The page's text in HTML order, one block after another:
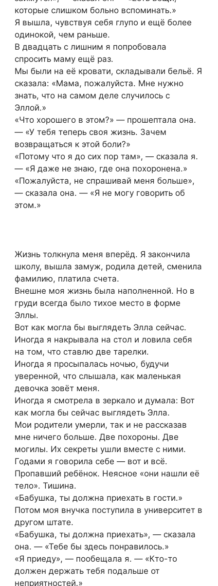
которые слишком больно вспоминать.»
Я вышла, чувствуя себя глупо и ещё более
одинокой, чем раньше.
В двадцать с лишним я попробовала
спросить маму ещё раз.
Мы были на её кровати, складывали бельё. Я
сказала: «Мама, пожалуйста. Мне нужно
знать, что на самом деле случилось с
Эллой.»
«Что хорошего в этом?» — прошептала она.
— «У тебя теперь своя жизнь. Зачем
возвращаться к этой боли?»
«Потому что я до сих пор там», — сказала я.
— «Я даже не знаю, где она похоронена.»
«Пожалуйста, не спрашивай меня больше»,
— сказала она. — «Я не могу говорить об
этом.»
Жизнь толкнула меня вперёд. Я закончила
школу, вышла замуж, родила детей, сменила
фамилию, платила счета.
Внешне моя жизнь была наполненной. Но в
груди всегда было тихое место в форме
Эллы.
Вот как могла бы выглядеть Элла сейчас.
Иногда я накрывала на стол и ловила себя
на том, что ставлю две тарелки.
Иногда я просыпалась ночью, будучи
уверенной, что слышала, как маленькая
девочка зовёт меня.
Иногда я смотрела в зеркало и думала: Вот
как могла бы сейчас выглядеть Элла.
Мои родители умерли, так и не рассказав
мне ничего больше. Две похороны. Две
могилы. Их секреты ушли вместе с ними.
Годами я говорила себе — вот и всё.
Пропавший ребёнок. Неясное «они нашли её
тело». Тишина.
«Бабушка, ты должна приехать в гости.»
Потом моя внучка поступила в университет в
другом штате.
«Бабушка, ты должна приехать», — сказала
она. — «Тебе бы здесь понравилось.»
«Я приеду», — пообещала я. — «Кто-то
должен держать тебя подальше от
неприятностей.»